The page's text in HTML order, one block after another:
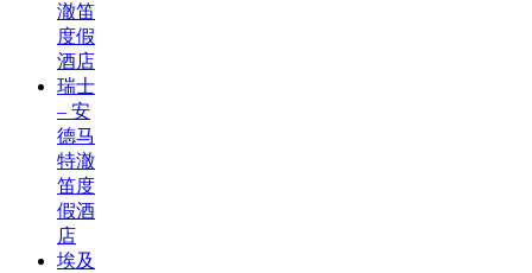
澈笛
度假
酒店
瑞士
– 安
德马
特澈
笛度
假酒
店
埃及